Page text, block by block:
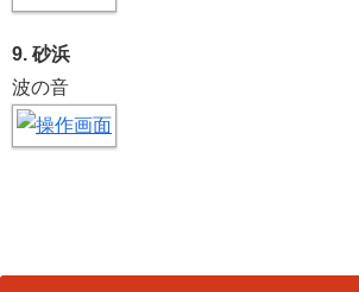
9. 砂浜
波の音